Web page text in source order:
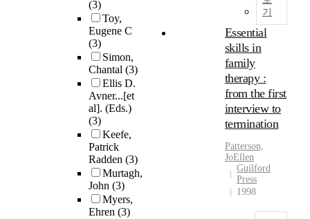
(3)
Toy,
Eugene C
(3)
Simon,
Chantal (3)
Ellis D.
Avner...[et
al]. (Eds.)
(3)
Keefe,
Patrick
Radden (3)
Murtagh,
John (3)
Myers,
Ehren (3)
기
Essential
skills in
family
therapy :
from the first
interview to
termination
Patterson,
JoEllen
Guilford
Press
1998